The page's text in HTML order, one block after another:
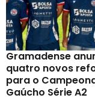
Gramadense
quatro novos
para o
Gaúcho Série A2